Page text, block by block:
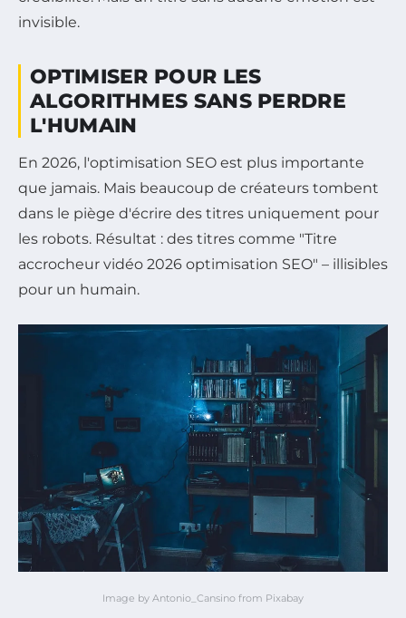
invisible.
OPTIMISER POUR LES
ALGORITHMES SANS PERDRE
L'HUMAIN
En 2026, l'optimisation SEO est plus importante
que jamais. Mais beaucoup de créateurs tombent
dans le piège d'écrire des titres uniquement pour
les robots. Résultat : des titres comme "Titre
accrocheur vidéo 2026 optimisation SEO" – illisibles
pour un humain.
Image by Antonio_Cansino from Pixabay